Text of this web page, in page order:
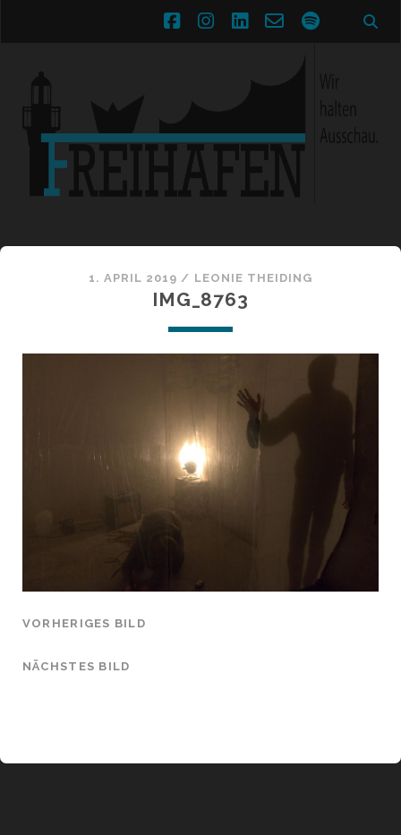
facebookinstagram
linkedin
email-spotify
1. APRIL 2019 / LEONIE THEIDING
IMG_8763
VORHERIGES BILD
NÄCHSTES BILD